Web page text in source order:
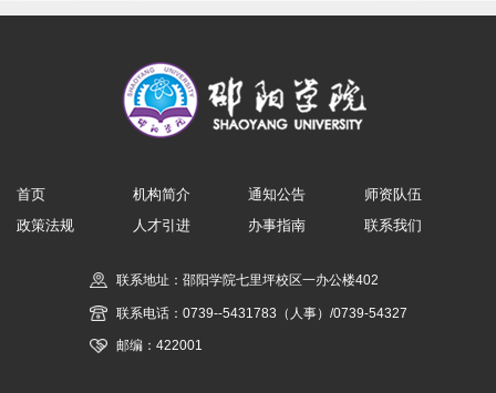
首页 机构简介 通知公告
师资队伍
政策法规
人才引进 办事指南 联系我们
联系地址：邵阳学院七里坪校区一办公楼402
联系电话：0739--5431783（人事）/0739-54327
邮编：422001